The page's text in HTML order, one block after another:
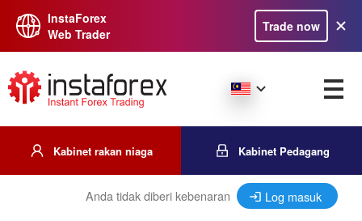
InstaForex
Web Trader
Trade now
Kabinet rakan niaga Kabinet Pedagang
Anda tidak diberi kebenaran Log masuk